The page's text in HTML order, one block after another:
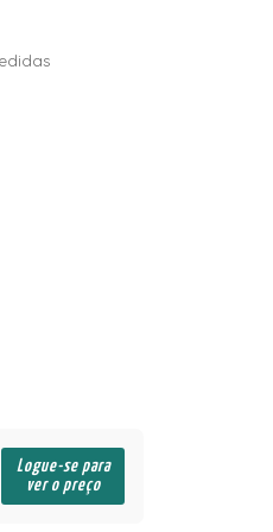
Logue-se para
ver o preço